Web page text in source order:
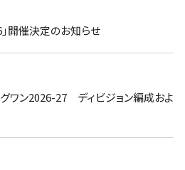
」開催決定のお知らせ
ワン2026-27 ディビジョン編成およ